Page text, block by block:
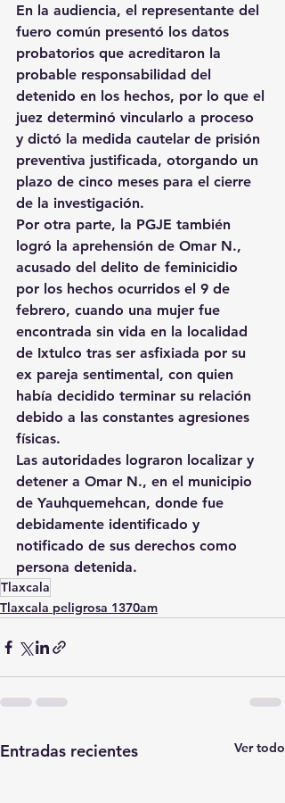
En la audiencia, el representante del
fuero común presentó los datos
probatorios que acreditaron la
probable responsabilidad del
detenido en los hechos, por lo que el
juez determinó vincularlo a proceso
y dictó la medida cautelar de prisión
preventiva justificada, otorgando un
plazo de cinco meses para el cierre
de la investigación.
Por otra parte, la PGJE también
logró la aprehensión de Omar N.,
acusado del delito de feminicidio
por los hechos ocurridos el 9 de
febrero, cuando una mujer fue
encontrada sin vida en la localidad
de Ixtulco tras ser asfixiada por su
ex pareja sentimental, con quien
había decidido terminar su relación
debido a las constantes agresiones
físicas.
Las autoridades lograron localizar y
detener a Omar N., en el municipio
de Yauhquemehcan, donde fue
debidamente identificado y
notificado de sus derechos como
persona detenida.
Tlaxcala
Tlaxcala peligrosa 1370am
Entradas recientes Ver todo